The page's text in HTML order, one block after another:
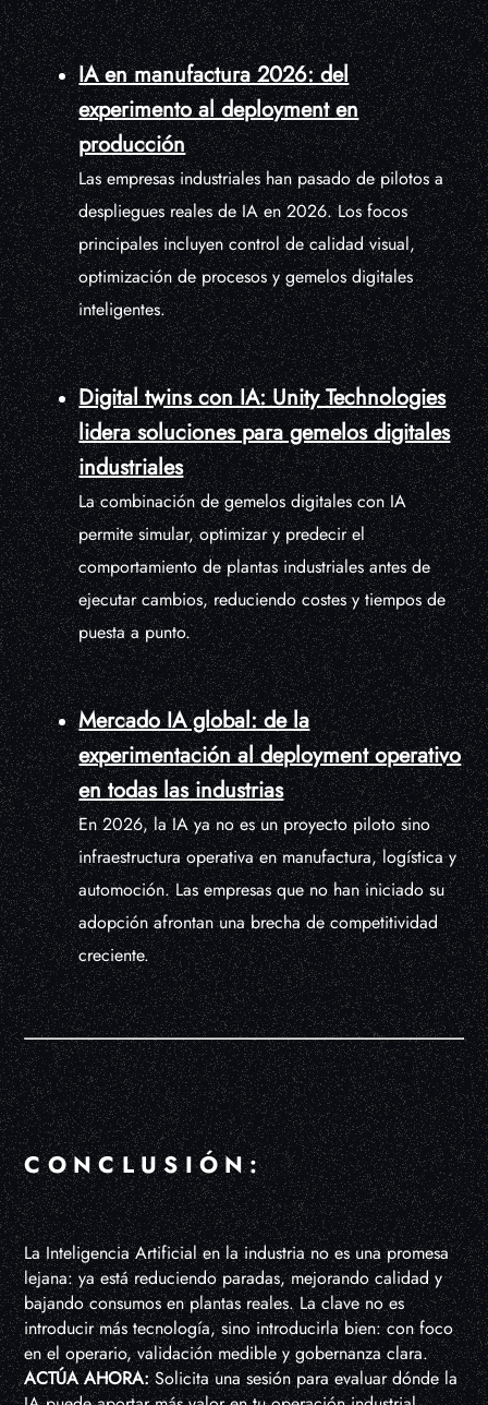
IA en manufactura 2026: del
experimento al deployment en
producción
Las empresas industriales han pasado de pilotos a
despliegues reales de IA en 2026. Los focos
principales incluyen control de calidad visual,
optimización de procesos y gemelos digitales
inteligentes.
Digital twins con IA: Unity Technologies
lidera soluciones para gemelos digitales
industriales
La combinación de gemelos digitales con IA
permite simular, optimizar y predecir el
comportamiento de plantas industriales antes de
ejecutar cambios, reduciendo costes y tiempos de
puesta a punto.
Mercado IA global: de la
experimentación al deployment operativo
en todas las industrias
En 2026, la IA ya no es un proyecto piloto sino
infraestructura operativa en manufactura, logística y
automoción. Las empresas que no han iniciado su
adopción afrontan una brecha de competitividad
creciente.
CONCLUSIÓN:
La Inteligencia Artificial en la industria no es una promesa
lejana: ya está reduciendo paradas, mejorando calidad y
bajando consumos en plantas reales. La clave no es
introducir más tecnología, sino introducirla bien: con foco
en el operario, validación medible y gobernanza clara.
ACTÚA AHORA:Solicita una sesión para evaluar dónde la